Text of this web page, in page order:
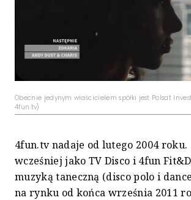
Obecnie jedynym właścicielem spółki jest Polsat
4fun.tv)
4fun.tv nadaje od lutego 2004 roku.
wcześniej jako TV Disco i 4fun
muzyką taneczną (disco polo i
na rynku od końca września 2011